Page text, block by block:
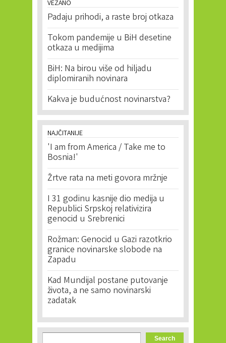
VEZANO
Padaju prihodi, a raste broj otkaza
Tokom pandemije u BiH desetine
otkaza u medijima
BiH: Na birou više od hiljadu
diplomiranih novinara
Kakva je budućnost novinarstva?
NAJČITANIJE
'I am from America / Take me to
Bosnia!'
Žrtve rata na meti govora mržnje
I 31 godinu kasnije dio medija u
Republici Srpskoj relativizira
genocid u Srebrenici
Rožman: Genocid u Gazi razotkrio
granice novinarske slobode na
Zapadu
Kad Mundijal postane putovanje
života, a ne samo novinarski
zadatak
Search